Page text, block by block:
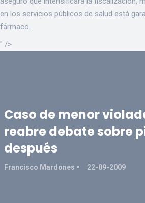
en los servicios públicos de salud está
fármaco.
" />
Caso de menor
reabre debate sobre
después
Francisco Mardones 22-09-2009